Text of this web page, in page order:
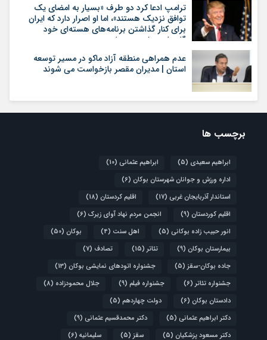
ترامپ ادعا کرد دو طرف «بسیار به امضای یک
توافق نزدیک هستند»، اما او اصرار دارد که ایران
برای کنار گذاشتن برنامه‌های هسته‌ای خود
گام‌های بیشتری بردارد
عدم همراهی منطقه آزاد ماکو در مسیر توسعه
استان | مدیران مقصر بازخواست می شوند
برچسب ها
ابراهیم سعیدی (5) ابراهیم عثمانی (10)
اداره ورزش و جوانان شهرستان بوکان (6)
استاندار آذربایجان غربی (17) اقلیم کردستان (18)
اقلیم کوردستان (9) انجمن مردم نهاد آوای زیرک (6)
انور حبیب زاده بوکانی (5) اهل سنت (4) بوکان (50)
بیمارستان بوکان (9) تئاتر (15) تصادف (7)
جاده بوکان-سقز (5) جشنواره اتودهای نمایشی بوکان (13)
جشنواره تئاتر (6) جشنواره فیلم (9) جلال محمودزاده (8)
دادستان بوکان (6) دولت چهاردهم (5)
دکتر ابراهیم عثمانی (5) دکتر محمدقسیم عثمانی (9)
دکتر مسعود پزشکیان (5) سقز (5) سلیمانیه (6)